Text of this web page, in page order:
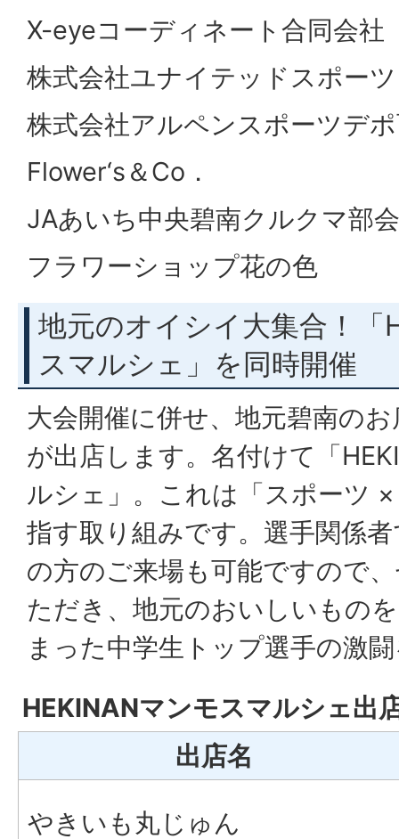
X-eyeコーディネート合同会社
株式会社ユナイテッドスポー
株式会社アルペンスポーツデ
Flower‘s＆Co．
JAあいち中央碧南クルクマ部会
フラワーショップ花の色
地元のオイシイ大集合！「
スマルシェ」を同時開催
大会開催に併せ、地元碧南の
が出店します。名付けて「
ルシェ」。これは「スポーツ
指す取り組みです。選手関係
の方のご来場も可能ですので
ただき、地元のおいしいもの
まった中学生トップ選手の激
HEKINANマンモスマルシェ出
出店名
やきいも丸じゅん